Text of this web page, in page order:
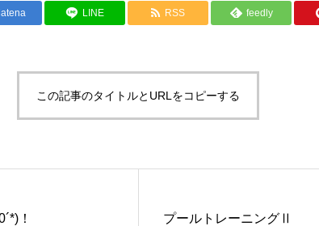
LINE RSS feedly
この記事のタイトルとURLをコピーする
！ プールトレーニングⅡ